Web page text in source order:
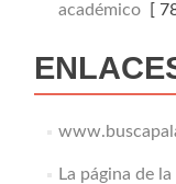
académico[
La página de